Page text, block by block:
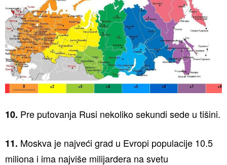
10. Pre putovanja Rusi nekoliko sekundi sede u tišini.
11. Moskva je najveći grad u Evropi populacije 10.5
miliona i ima najviše milijardera na svetu